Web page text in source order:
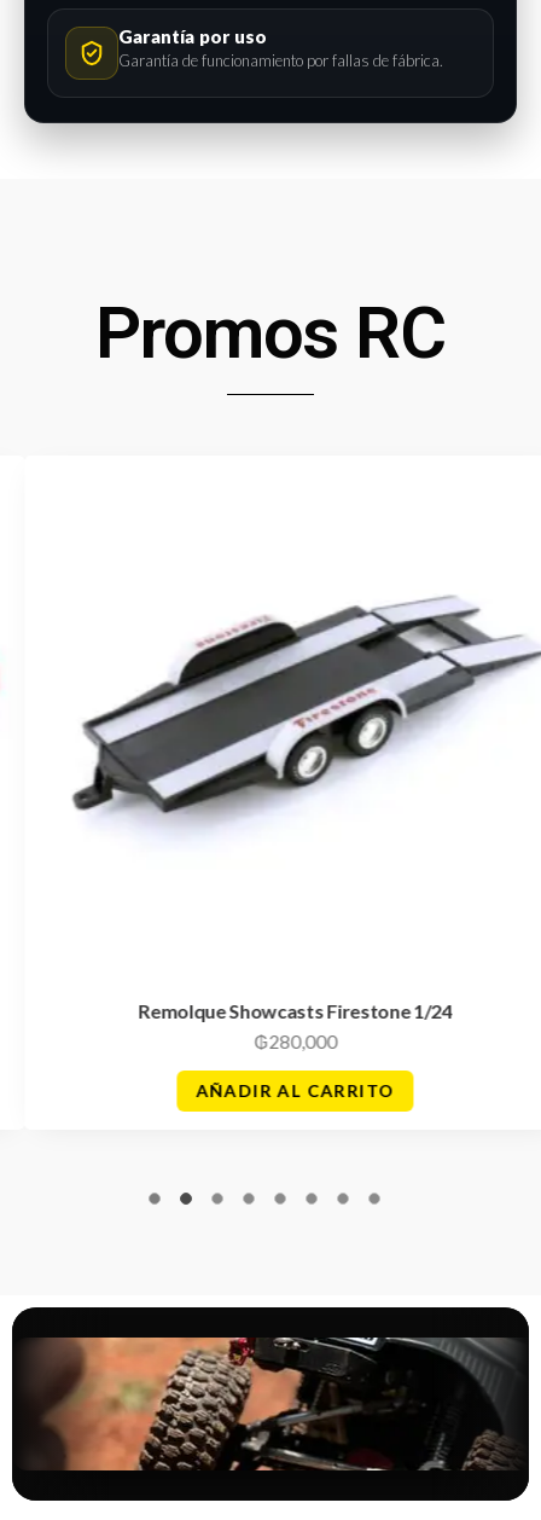
Garantía por uso
Garantía de funcionamiento por fallas de fábrica.
Promos RC
Remolque Showcasts Firestone 1/24
280,000
AÑADIR AL CARRITO